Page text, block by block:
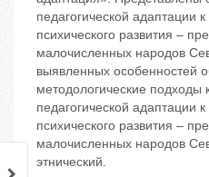
педагогической адаптации
психического развития –
малочисленных народов
выявленных особенностей
методологические подходы
педагогической адаптации
психического развития –
малочисленных народов
этнический.